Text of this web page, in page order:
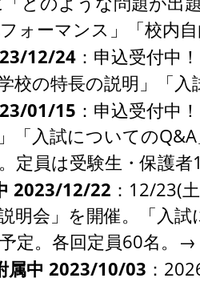
フォーマンス」「校内
12/24 ：申込受付中
学校の特長の説明」「
01/15 ：申込受付中
」「入試についての
定員は受験生・保護
2023/12/22 ：12/23(
明会」を開催。「入
定。各回定員60名。→
属中 2023/10/03 ：